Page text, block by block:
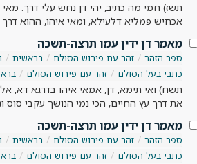
תשז) חמי מה כתיב, יהי דן נחש עלי דרך.
אכחיש פמליא דלעילא, ומאי איהו, ההוא
מאמר דן ידין עמו תרצה-תשכה
ספר הזהר זהר עם פירוש הסולם בראשית
כתבי בעל הסולם
זהר עם פירוש הסולם
תשח) ואי תימא, דן, אמאי איהו בדרגא דא,
את דרך עץ החיים, הכי נמי הנושך עקבי סוס
מאמר דן ידין עמו תרצה-תשכה
ספר הזהר זהר עם פירוש הסולם בראשית
כתבי בעל הסולם
זהר עם פירוש הסולם